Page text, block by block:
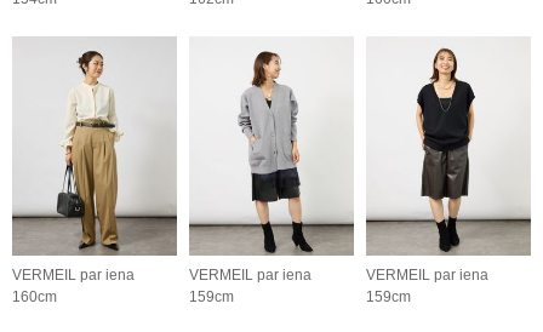
VERMEIL par iena
160cm
VERMEIL par iena
159cm
VERMEIL par iena
159cm